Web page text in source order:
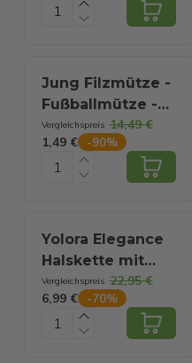
Größe XL
Jung Filzmütze -
Fußballmütze -
Deutsche
Mannschaft - Mit
Glocke
Vergleichspreis 14,49 €
1,49 €
-90%
Yolora Elegance
Halskette mit
Anhänger - Kalpa
Camaka Perle
und Kristalle -
Vergleichspreis 22,95 €
6,99 €
-70%